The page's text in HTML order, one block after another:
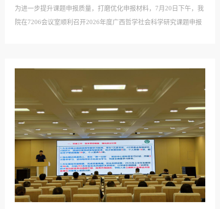
为进一步提升课题申报质量，打磨优化申报材料，7月20日下午，我
院在7206会议室顺利召开2026年度广西哲学社会科学研究课题申报
进行简要汇报。评审专家组认真听取每一项课题汇报，...